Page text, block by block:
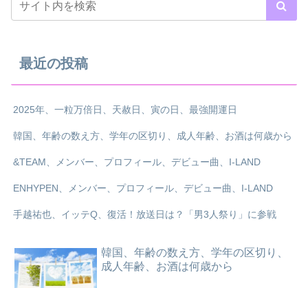
最近の投稿
2025年、一粒万倍日、天赦日、寅の日、最強開運日
韓国、年齢の数え方、学年の区切り、成人年齢、お酒は何歳から
&TEAM、メンバー、プロフィール、デビュー曲、I-LAND
ENHYPEN、メンバー、プロフィール、デビュー曲、I-LAND
手越祐也、イッテQ、復活！放送日は？「男3人祭り」に参戦
韓国、年齢の数え方、学年の区切り、
成人年齢、お酒は何歳から